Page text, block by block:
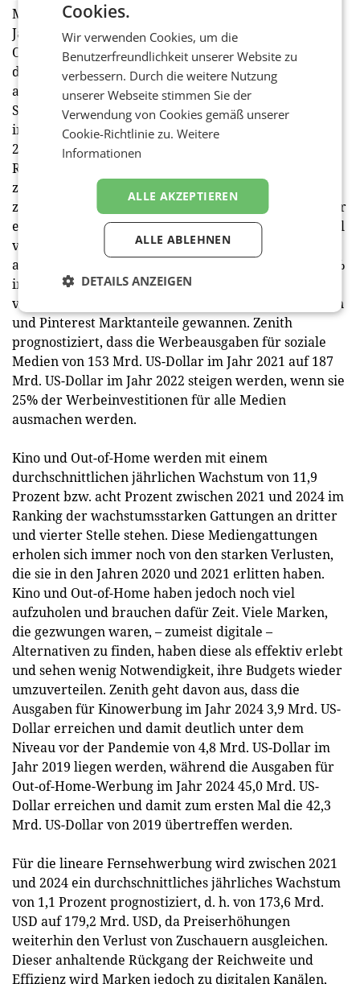
Mrd. US-Dollar im Jahr 2021 auf 95 Mrd. US-Dollar im
Jahr 2024 steigen werden.
Online-Video wird die Sozialen Medien überholen,
deren Werbegelder in den vergangenen neun Jahren
am schnellsten gestiegen waren. Die Ausgaben für
Social Media-Werbung (einschließlich Videoanzeigen
in Social Media-Feeds) werden zwischen 2021 und
2024 voraussichtlich mit einer durchschnittlichen
Rate von 15,1% pro Jahr wachsen, angetrieben vom
zunehmenden Wettbewerb der Plattformen, welcher
zu weiteren Innovationen bei den Formaten und einer
engeren Integration mit dem Handel führt. Der Anteil
von Meta an den Social-Media-Werbeausgaben
außerhalb Chinas ist seit seinem Höchststand von 89%
im Jahr 2019 ständig gesunken und erreichte im
vergangenen Jahr 85%, da TikTok, Snapchat, LinkedIn
und Pinterest Marktanteile gewannen. Zenith
prognostiziert, dass die Werbeausgaben für soziale
Medien von 153 Mrd. US-Dollar im Jahr 2021 auf 187
Mrd. US-Dollar im Jahr 2022 steigen werden, wenn sie
25% der Werbeinvestitionen für alle Medien
ausmachen werden.
Kino und Out-of-Home werden mit einem
durchschnittlichen jährlichen Wachstum von 11,9
Prozent bzw. acht Prozent zwischen 2021 und 2024 im
Ranking der wachstumsstarken Gattungen an dritter
und vierter Stelle stehen. Diese Mediengattungen
erholen sich immer noch von den starken Verlusten,
die sie in den Jahren 2020 und 2021 erlitten haben.
Kino und Out-of-Home haben jedoch noch viel
aufzuholen und brauchen dafür Zeit. Viele Marken,
die gezwungen waren, – zumeist digitale –
Alternativen zu finden, haben diese als effektiv erlebt
und sehen wenig Notwendigkeit, ihre Budgets wieder
umzuverteilen. Zenith geht davon aus, dass die
Ausgaben für Kinowerbung im Jahr 2024 3,9 Mrd. US-
Dollar erreichen und damit deutlich unter dem
Niveau vor der Pandemie von 4,8 Mrd. US-Dollar im
Jahr 2019 liegen werden, während die Ausgaben für
Out-of-Home-Werbung im Jahr 2024 45,0 Mrd. US-
Dollar erreichen und damit zum ersten Mal die 42,3
Mrd. US-Dollar von 2019 übertreffen werden.
Für die lineare Fernsehwerbung wird zwischen 2021
und 2024 ein durchschnittliches jährliches Wachstum
von 1,1 Prozent prognostiziert, d. h. von 173,6 Mrd.
USD auf 179,2 Mrd. USD, da Preiserhöhungen
weiterhin den Verlust von Zuschauern ausgleichen.
Dieser anhaltende Rückgang der Reichweite und
Effizienz wird Marken jedoch zu digitalen Kanälen,
Cookies.
Wir verwenden Cookies, um die
Benutzerfreundlichkeit unserer Website zu
verbessern. Durch die weitere Nutzung
unserer Webseite stimmen Sie der
Verwendung von Cookies gemäß unserer
Cookie-Richtlinie zu.Weitere
Informationen
ALLE AKZEPTIEREN
ALLE ABLEHNEN
DETAILS ANZEIGEN